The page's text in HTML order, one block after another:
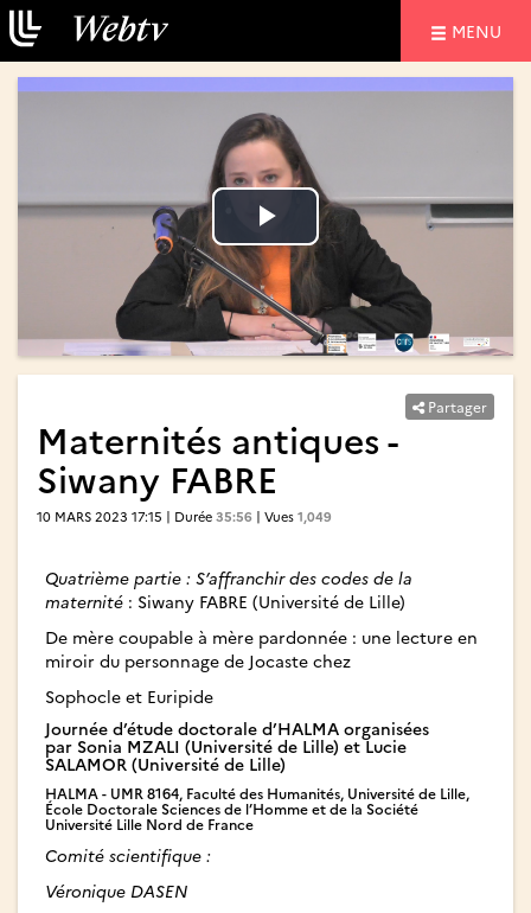
MENU
Lire
la
vidéo
Lire
la
vidéo
Partager
Maternités antiques -
Siwany FABRE
10 MARS 2023 17:15 | Durée 35:56 | Vues 1,049
Quatrième partie : S’affranchir des codes de la
maternité : Siwany FABRE (Université de Lille)
De mère coupable à mère pardonnée : une lecture en
miroir du personnage de Jocaste chez
Sophocle et Euripide
Journée d’étude doctorale d’HALMA organisées
par Sonia MZALI (Université de Lille) et Lucie
SALAMOR (Université de Lille)
HALMA - UMR 8164, Faculté des Humanités, Université de Lille,
École Doctorale Sciences de l’Homme et de la Société
Université Lille Nord de France
Comité scientifique :
Véronique DASEN